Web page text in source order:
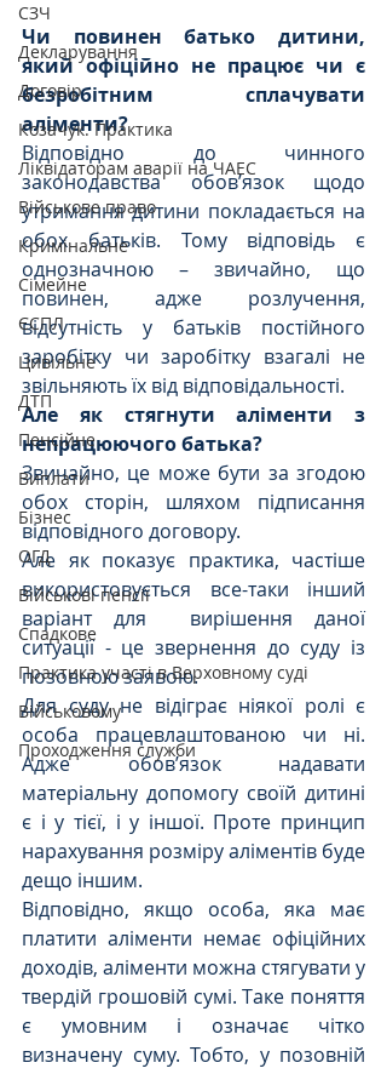
СЗЧ
Декларування
Договір
Козачук. Практика
Ліквідаторам аварії на ЧАЕС
Військове право
Кримінальне
Сімейне
ЄСПЛ
Цивільне
ДТП
Пенсійне
Виплати
Бізнес
ОГД
Військові пенсії
Спадкове
Практика участі в Верховному суді
Військовому
Проходження служби
Чи повинен батько дитини,
який офіційно не працює чи є
безробітним сплачувати
аліменти?
Відповідно до чинного
законодавства обов’язок щодо
утримання дитини покладається на
обох батьків. Тому відповідь є
однозначною – звичайно, що
повинен, адже розлучення,
відсутність у батьків постійного
заробітку чи заробітку взагалі не
звільняють їх від відповідальності.
Але як стягнути аліменти з
непрацюючого батька?
Звичайно, це може бути за згодою
обох сторін, шляхом підписання
відповідного договору.
Але як показує практика, частіше
використовується все-таки інший
варіант для  вирішення даної
ситуації - це звернення до суду із
позовною заявою.
Для суду не відіграє ніякої ролі є
особа працевлаштованою чи ні.
Адже обов’язок надавати
матеріальну допомогу своїй дитині
є і у тієї, і у іншої. Проте принцип
нарахування розміру аліментів буде
дещо іншим.
Відповідно, якщо особа, яка має
платити аліменти немає офіційних
доходів, аліменти можна стягувати у
твердій грошовій сумі. Таке поняття
є умовним і означає чітко
визначену суму. Тобто, у позовній